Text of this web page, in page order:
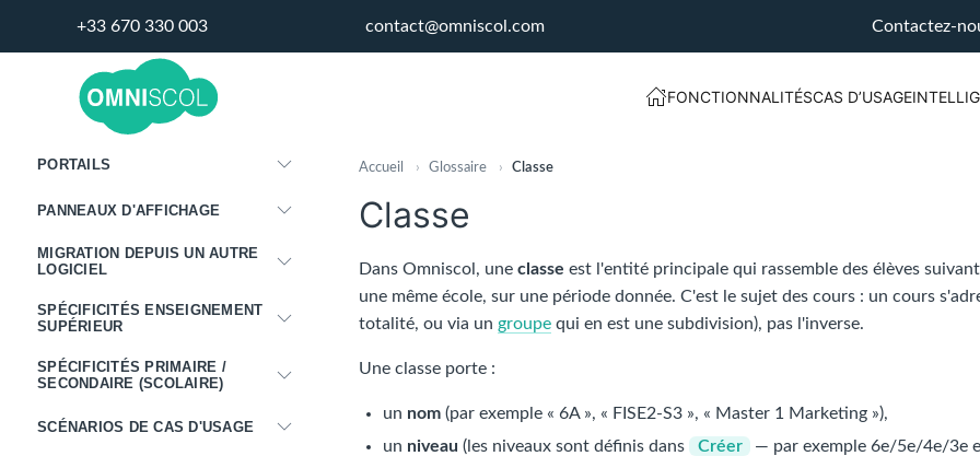
+33 670 330 003 contact@omniscol.com Contactez-
FONCTIONNALITÉSCAS D’USAGE
SERVICE DU PERSONNEL
ADMINISTRATION
INTÉGRATIONS
PORTAILS
PANNEAUX D'AFFICHAGE
MIGRATION DEPUIS UN AUTRE
LOGICIEL
SPÉCIFICITÉS ENSEIGNEMENT
SUPÉRIEUR
SPÉCIFICITÉS PRIMAIRE /
SECONDAIRE (SCOLAIRE)
SCÉNARIOS DE CAS D'USAGE
Accueil › Glossaire › Classe
Classe
Dans Omniscol, une classe est l'entité principale qui rassemble des élèves
une même école, sur une période donnée. C'est le sujet des cours : un cours
totalité, ou via un groupe qui en est une subdivision), pas l'inverse.
Une classe porte :
un nom (par exemple « 6A », « FISE2-S3 », « Master 1 Marketing »),
un niveau (les niveaux sont définis dans Créer
— par exemple 6e/5e/4e/3e